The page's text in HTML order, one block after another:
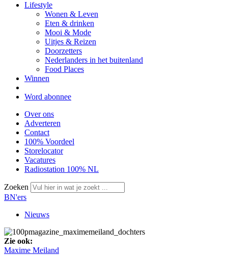
Lifestyle
Wonen & Leven
Eten & drinken
Mooi & Mode
Uitjes & Reizen
Doorzetters
Nederlanders in het buitenland
Food Places
Winnen
Word abonnee
Over ons
Adverteren
Contact
100% Voordeel
Storelocator
Vacatures
Radiostation 100% NL
Zoeken
BN'ers
Nieuws
Zie ook:
Maxime Meiland